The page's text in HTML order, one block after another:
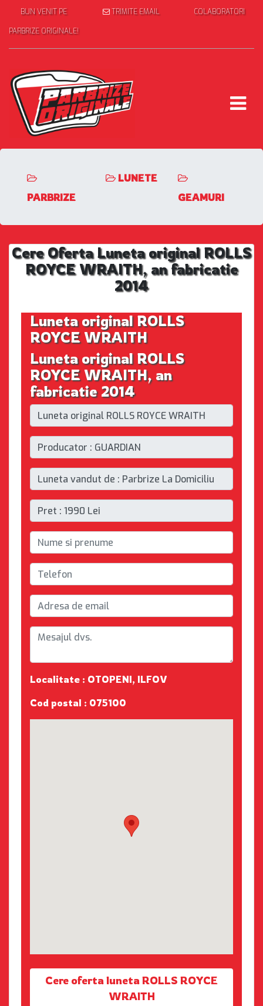
BUN VENIT PE
PARBRIZE ORIGINALE!
TRIMITE EMAIL COLABORATORI
PARBRIZE
LUNETE
GEAMURI
Cere Oferta Luneta original ROLLS
ROYCE WRAITH, an fabricatie
2014
Luneta original ROLLS
ROYCE WRAITH
Luneta original ROLLS
ROYCE WRAITH, an
fabricatie 2014
Localitate : OTOPENI, ILFOV
Cod postal : 075100
Cere oferta luneta ROLLS ROYCE
WRAITH